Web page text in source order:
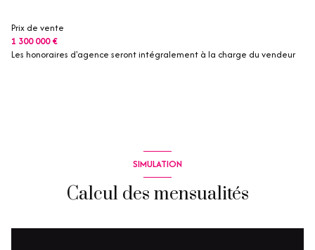
3 parking(s)
Prix de vente
1 300 000 €
Les honoraires d'agence seront intégralement à la charge du vendeur
SIMULATION
Calcul des mensualités